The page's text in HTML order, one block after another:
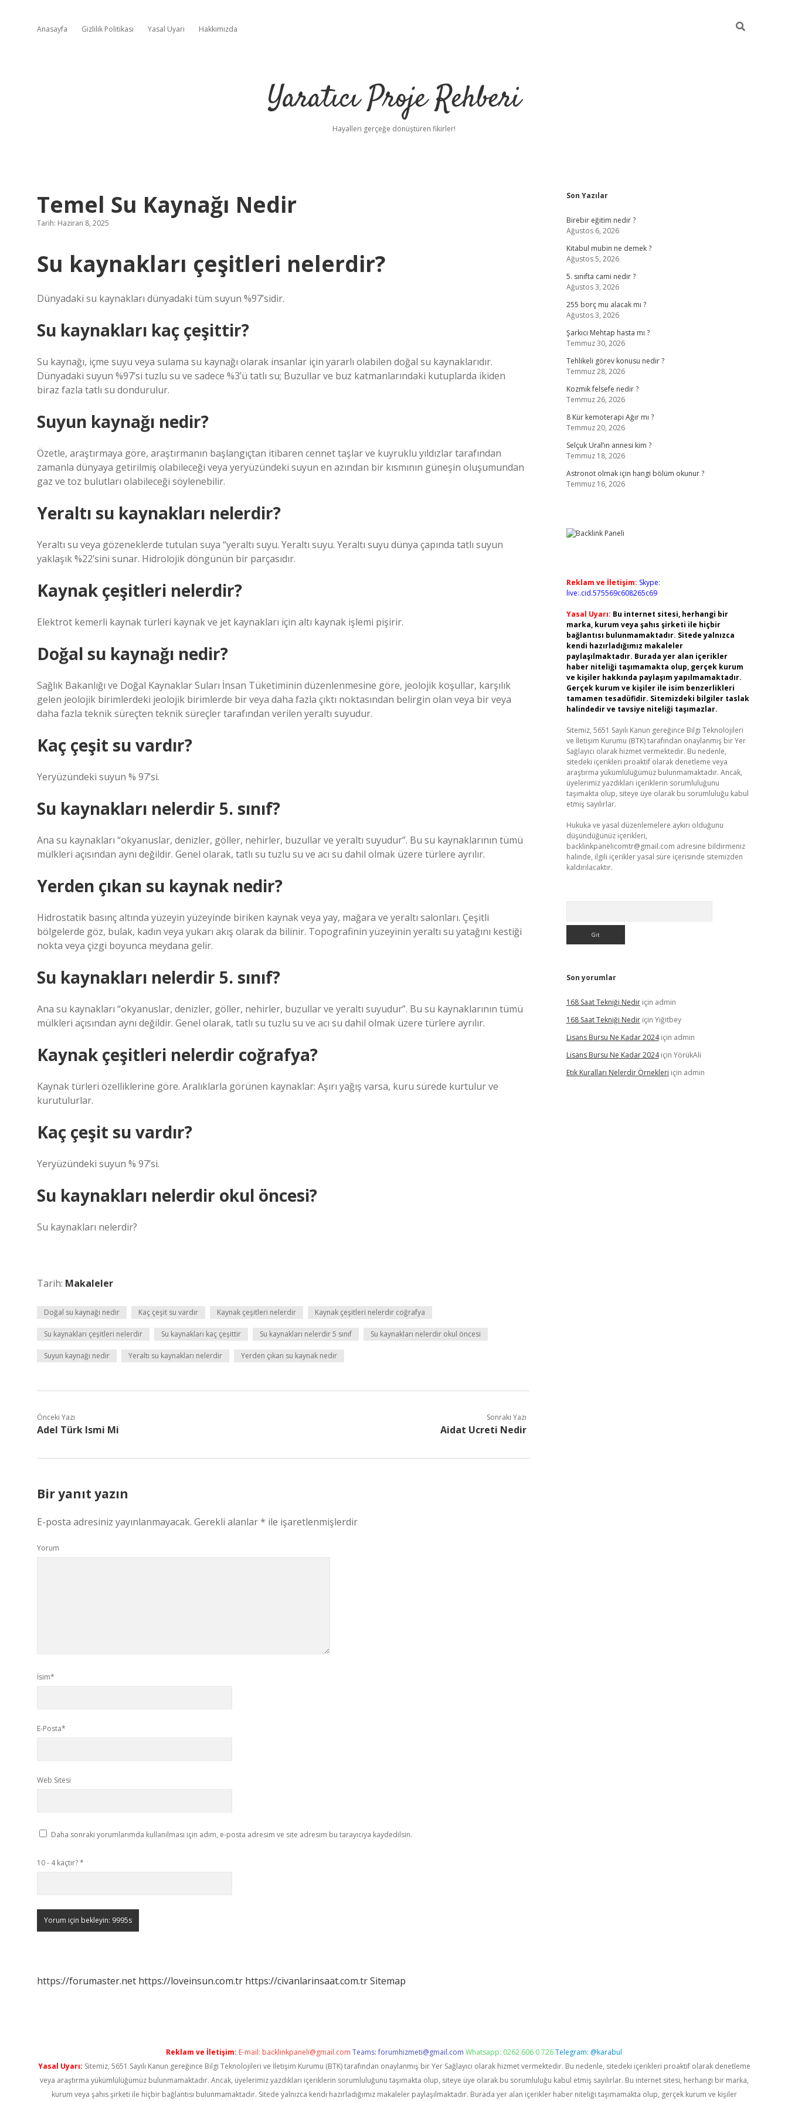
Anasayfa Gizlilik Politikası Yasal Uyarı Hakkımızda
Yaratıcı Proje Rehberi
Hayalleri gerçeğe dönüştüren fikirler!
Temel Su Kaynağı Nedir
Tarih: Haziran 8, 2025
Su kaynakları çeşitleri nelerdir?
Dünyadaki su kaynakları dünyadaki tüm suyun %97’sidir.
Su kaynakları kaç çeşittir?
Su kaynağı, içme suyu veya sulama su kaynağı olarak insanlar için yararlı olabilen doğal su kaynaklarıdır.
Dünyadaki suyun %97’si tuzlu su ve sadece %3’ü tatlı su; Buzullar ve buz katmanlarındaki kutuplarda ikiden
biraz fazla tatlı su dondurulur.
Suyun kaynağı nedir?
Özetle, araştırmaya göre, araştırmanın başlangıçtan itibaren cennet taşlar ve kuyruklu yıldızlar tarafından
zamanla dünyaya getirilmiş olabileceği veya yeryüzündeki suyun en azından bir kısmının güneşin oluşumundan
gaz ve toz bulutları olabileceği söylenebilir.
Yeraltı su kaynakları nelerdir?
Yeraltı su veya gözeneklerde tutulan suya “yeraltı suyu. Yeraltı suyu. Yeraltı suyu dünya çapında tatlı suyun
yaklaşık %22’sini sunar. Hidrolojik döngünün bir parçasıdır.
Kaynak çeşitleri nelerdir?
Elektrot kemerli kaynak türleri kaynak ve jet kaynakları için altı kaynak işlemi pişirir.
Doğal su kaynağı nedir?
Sağlık Bakanlığı ve Doğal Kaynaklar Suları İnsan Tüketiminin düzenlenmesine göre, jeolojik koşullar, karşılık
gelen jeolojik birimlerdeki jeolojik birimlerde bir veya daha fazla çıktı noktasından belirgin olan veya bir veya
daha fazla teknik süreçten teknik süreçler tarafından verilen yeraltı suyudur.
Kaç çeşit su vardır?
Yeryüzündeki suyun % 97’si.
Su kaynakları nelerdir 5. sınıf?
Ana su kaynakları “okyanuslar, denizler, göller, nehirler, buzullar ve yeraltı suyudur”. Bu su kaynaklarının tümü
mülkleri açısından aynı değildir. Genel olarak, tatlı su tuzlu su ve acı su dahil olmak üzere türlere ayrılır.
Yerden çıkan su kaynak nedir?
Hidrostatik basınç altında yüzeyin yüzeyinde biriken kaynak veya yay, mağara ve yeraltı salonları. Çeşitli
bölgelerde göz, bulak, kadın veya yukarı akış olarak da bilinir. Topografinin yüzeyinin yeraltı su yatağını kestiği
nokta veya çizgi boyunca meydana gelir.
Su kaynakları nelerdir 5. sınıf?
Ana su kaynakları “okyanuslar, denizler, göller, nehirler, buzullar ve yeraltı suyudur”. Bu su kaynaklarının tümü
mülkleri açısından aynı değildir. Genel olarak, tatlı su tuzlu su ve acı su dahil olmak üzere türlere ayrılır.
Kaynak çeşitleri nelerdir coğrafya?
Kaynak türleri özelliklerine göre. Aralıklarla görünen kaynaklar: Aşırı yağış varsa, kuru sürede kurtulur ve
kurutulurlar.
Kaç çeşit su vardır?
Yeryüzündeki suyun % 97’si.
Su kaynakları nelerdir okul öncesi?
Su kaynakları nelerdir?
Tarih: Makaleler
Doğal su kaynağı nedir Kaç çeşit su vardır Kaynak çeşitleri nelerdir Kaynak çeşitleri nelerdir coğrafya
Su kaynakları çeşitleri nelerdir Su kaynakları kaç çeşittir Su kaynakları nelerdir 5 sınıf Su kaynakları nelerdir okul öncesi
Suyun kaynağı nedir Yeraltı su kaynakları nelerdir Yerden çıkan su kaynak nedir
Önceki Yazı
Adel Türk Ismi Mi
Sonraki Yazı
Aidat Ucreti Nedir
Bir yanıt yazın
E-posta adresiniz yayınlanmayacak. Gerekli alanlar* ile işaretlenmişlerdir
Yorum
İsim*
E-Posta*
Web Sitesi
Daha sonraki yorumlarımda kullanılması için adım, e-posta adresim ve site adresim bu tarayıcıya kaydedilsin.
10 - 4 kaçtır?*
https://forumaster.net https://loveinsun.com.tr https://civanlarinsaat.com.trSitemap
Sidebar
Son Yazılar
Birebir eğitim nedir ?
Ağustos 6, 2026
Kitabul mubin ne demek ?
Ağustos 5, 2026
5. sınıfta cami nedir ?
Ağustos 3, 2026
255 borç mu alacak mı ?
Ağustos 3, 2026
Şarkıcı Mehtap hasta mı ?
Temmuz 30, 2026
Tehlikeli görev konusu nedir ?
Temmuz 28, 2026
Kozmik felsefe nedir ?
Temmuz 26, 2026
8 Kür kemoterapi Ağır mı ?
Temmuz 20, 2026
Selçuk Ural’ın annesi kim ?
Temmuz 18, 2026
Astronot olmak için hangi bölüm okunur ?
Temmuz 16, 2026
Reklam ve İletişim: Skype:
live:.cid.575569c608265c69
Yasal Uyarı: Bu internet sitesi, herhangi bir
marka, kurum veya şahıs şirketi ile hiçbir
bağlantısı bulunmamaktadır. Sitede yalnızca
kendi hazırladığımız makaleler
paylaşılmaktadır. Burada yer alan içerikler
haber niteliği taşımamakta olup, gerçek kurum
ve kişiler hakkında paylaşım yapılmamaktadır.
Gerçek kurum ve kişiler ile isim benzerlikleri
tamamen tesadüfidir. Sitemizdeki bilgiler taslak
halindedir ve tavsiye niteliği taşımazlar.
Sitemiz, 5651 Sayılı Kanun gereğince Bilgi Teknolojileri
ve İletişim Kurumu (BTK) tarafından onaylanmış bir Yer
Sağlayıcı olarak hizmet vermektedir. Bu nedenle,
sitedeki içerikleri proaktif olarak denetleme veya
araştırma yükümlülüğümüz bulunmamaktadır. Ancak,
üyelerimiz yazdıkları içeriklerin sorumluluğunu
taşımakta olup, siteye üye olarak bu sorumluluğu kabul
etmiş sayılırlar.
Hukuka ve yasal düzenlemelere aykırı olduğunu
düşündüğünüz içerikleri,
backlinkpanelicomtr@gmail.com adresine bildirmeniz
halinde, ilgili içerikler yasal süre içerisinde sitemizden
kaldırılacaktır.
Son yorumlar
168 Saat Tekniği Nediriçin admin
168 Saat Tekniği Nediriçin Yiğitbey
Lisans Bursu Ne Kadar 2024için admin
Lisans Bursu Ne Kadar 2024için YörükAli
Etik Kuralları Nelerdir Örnekleri için admin
https://betci.co/
Reklam ve İletişim: E-mail: backlinkpaneli@gmail.com Teams:forumhizmeti@gmail.com Whatsapp: 0262 606 0 726Telegram: @karabul
Yasal Uyarı: Sitemiz, 5651 Sayılı Kanun gereğince Bilgi Teknolojileri ve İletişim Kurumu (BTK) tarafından onaylanmış bir Yer Sağlayıcı olarak hizmet vermektedir. Bu nedenle, sitedeki içerikleri proaktif olarak denetleme
veya araştırma yükümlülüğümüz bulunmamaktadır. Ancak, üyelerimiz yazdıkları içeriklerin sorumluluğunu taşımakta olup, siteye üye olarak bu sorumluluğu kabul etmiş sayılırlar. Bu internet sitesi, herhangi bir marka,
kurum veya şahıs şirketi ile hiçbir bağlantısı bulunmamaktadır. Sitede yalnızca kendi hazırladığımız makaleler paylaşılmaktadır. Burada yer alan içerikler haber niteliği taşımamakta olup, gerçek kurum ve kişiler